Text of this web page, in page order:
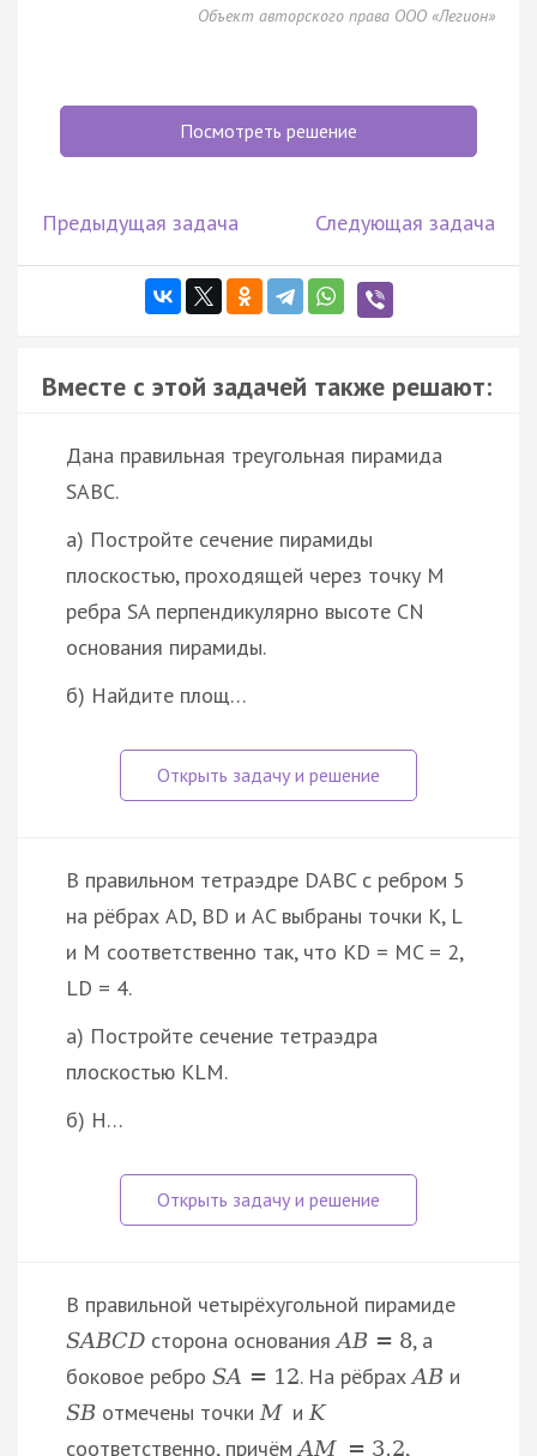
Объект авторского права ООО «Легион»
Посмотреть решение
Предыдущая задача Следующая задача
Вместе с этой задачей также решают:
Дана правильная треугольная пирамида
SABC.
а) Постройте сечение пирамиды
плоскостью, проходящей через точку M
ребра SA перпендикулярно высоте CN
основания пирамиды.
б) Найдите площ…
В правильном тетраэдре DABC с ребром 5
на рёбрах AD, BD и AC выбраны точки K, L
и M соответственно так, что KD = MC = 2,
LD = 4.
а) Постройте сечение тетраэдра
плоскостью KLM.
б) Н…
В правильной четырёхугольной пирамиде
SABCD сторона основанияAB = 8, а
боковое ребро SA = 12. На рёбрахAB и
SB отмечены точкиM иK
соответственно, причёмAM = 3,2,